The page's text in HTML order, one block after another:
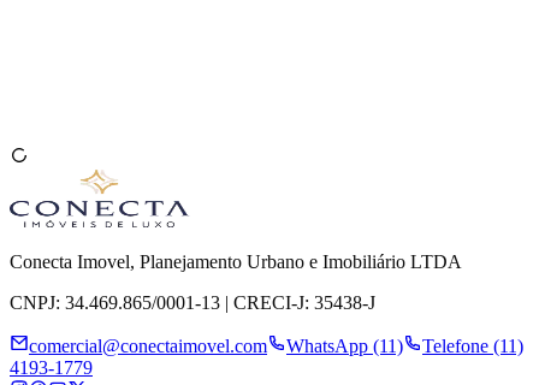
Conecta Imovel, Planejamento Urbano e Imobiliário LTDA
CNPJ: 34.469.865/0001-13 | CRECI-J: 35438-J
comercial@conectaimovel.com WhatsApp (11)
Telefone (11)
4193-1779